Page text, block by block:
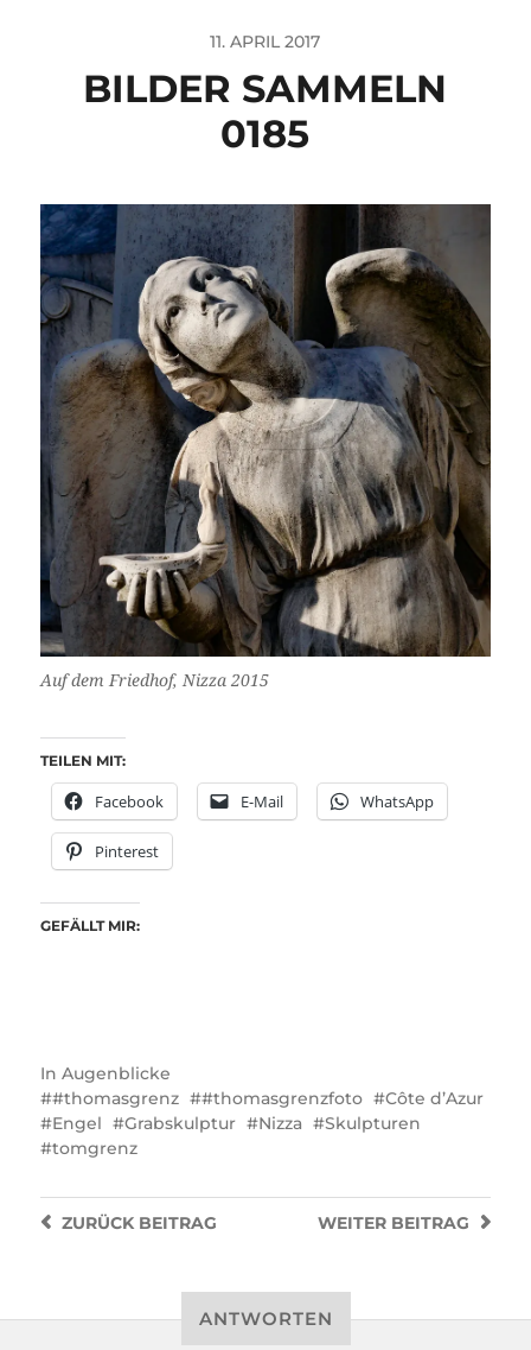
11. APRIL 2017
BILDER SAMMELN
0185
Auf dem Friedhof, Nizza 2015
TEILEN MIT:
Facebook E-Mail WhatsApp
Pinterest
GEFÄLLT MIR:
In Augenblicke
#thomasgrenz
#thomasgrenzfoto
Côte d’Azur
Engel
Grabskulptur Nizza
Skulpturen
tomgrenz
WEITER BEITRAG
ZURÜCKBEITRAG
ANTWORTEN